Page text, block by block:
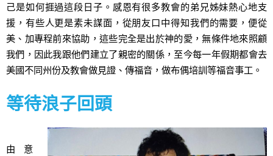
己是如何捱過這段日子。感恩有很多教會的弟兄姊妹熱心地支
援，有些人更是素未謀面，從朋友口中得知我們的需要，便從
美、加專程前來協助，這些完全是出於神的愛，無條件地來照顧
我們，因此我跟他們建立了親密的關係，至今每一年假期都會去
美國不同州份及教會做見證、傳福音，做布偶培訓等福音事工。
等待浪子回頭
由意